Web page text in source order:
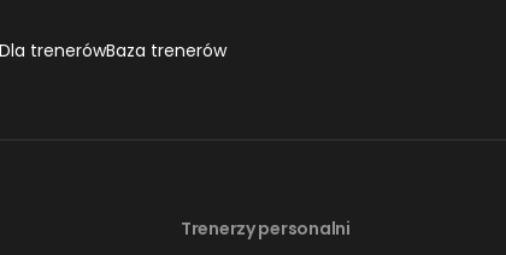
Dla trenerówBaza trenerów
Trenerzy personalni